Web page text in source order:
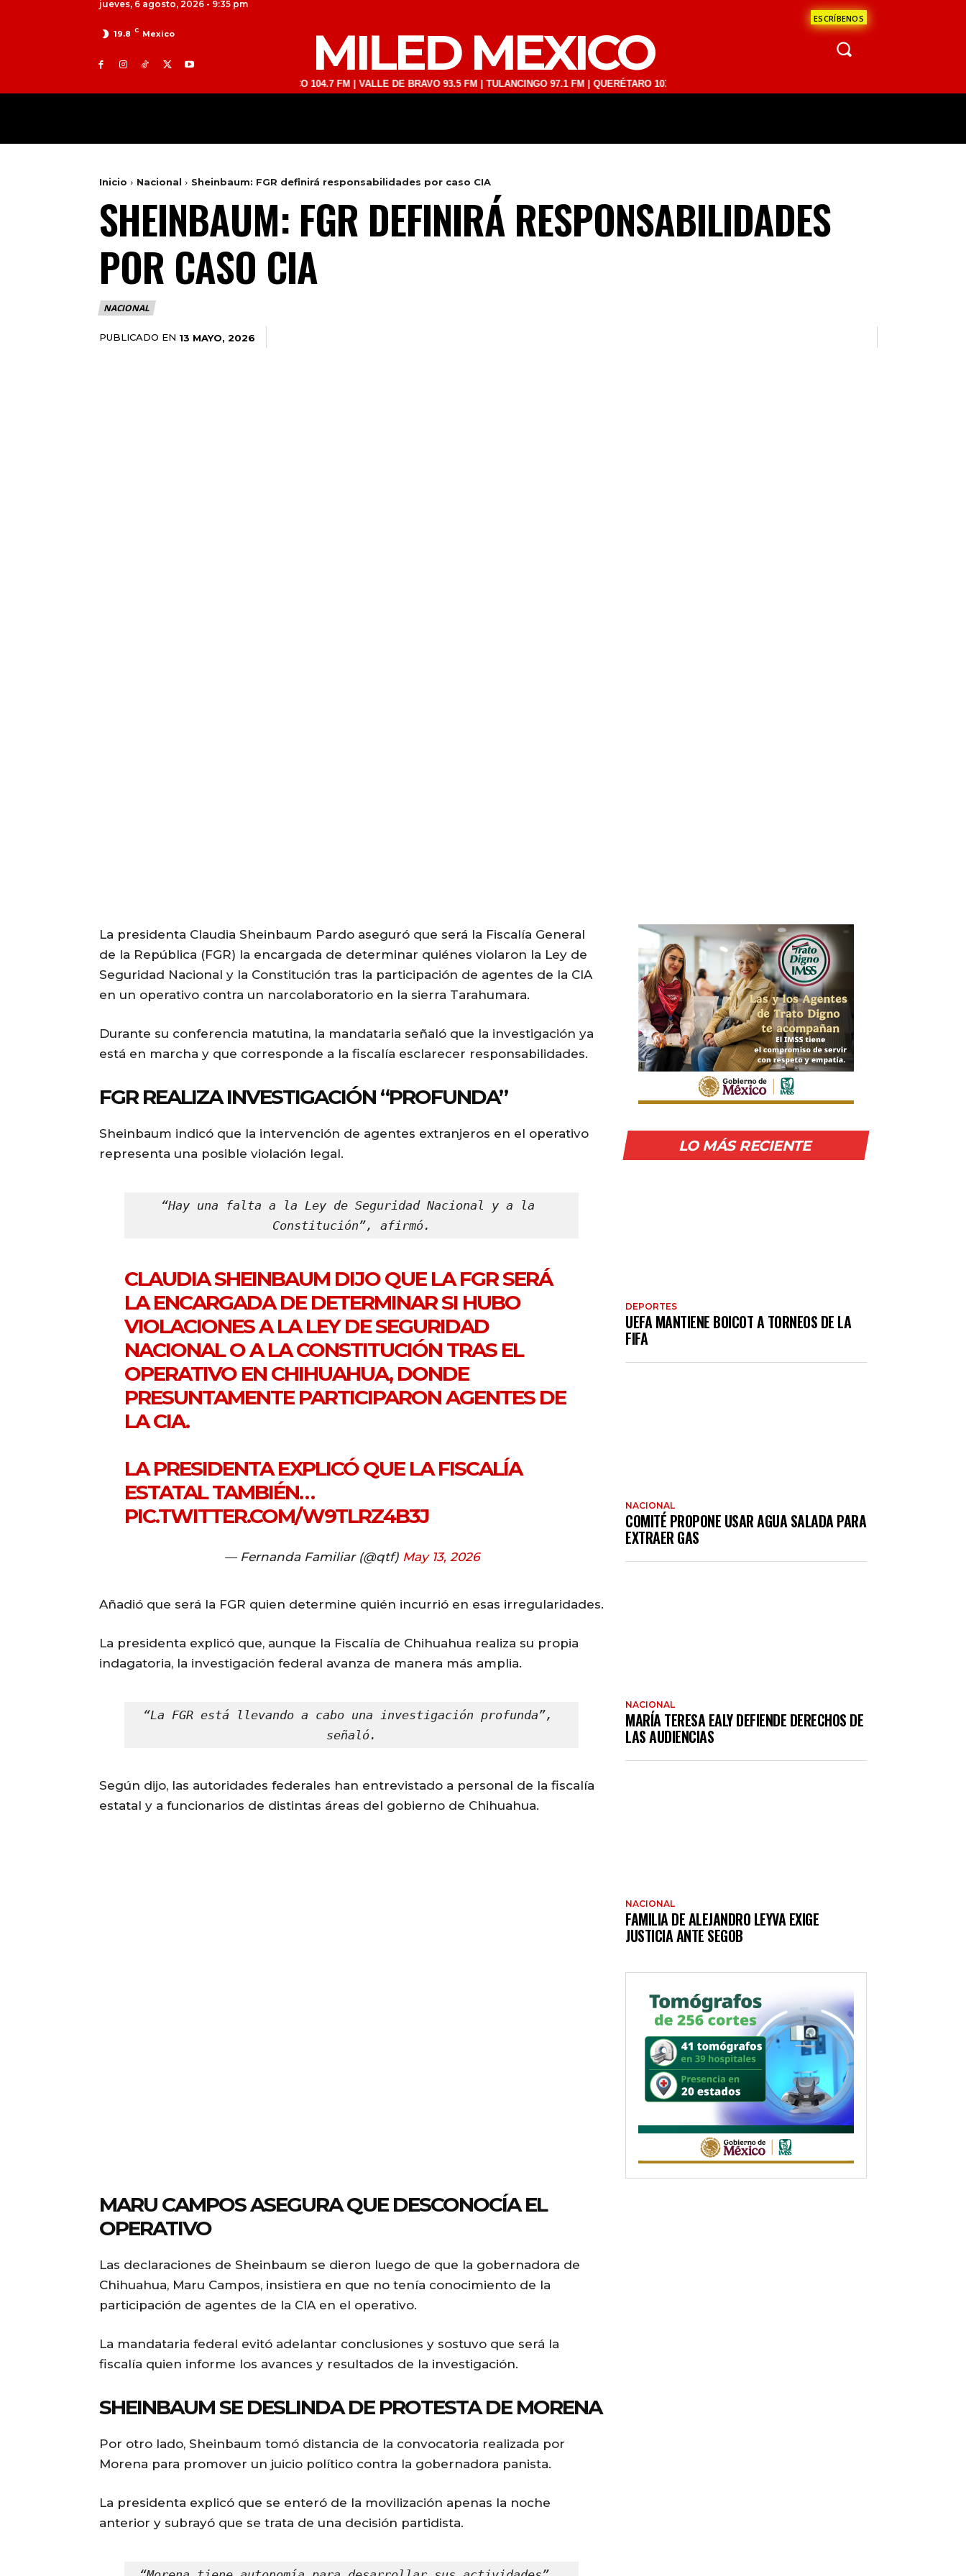
jueves, 6 agosto, 2026 - 9:35 pm
ESCRÍBENOS
19.8 C Mexico MILED MEXICO
TOLUCA 98.9 FM | ATLACOMULCO 104.7 FM | VALLE DE BRAVO 93.5 FM | TULANCINGO 97.1 FM | QUERÉTARO 103.1 FM | SAN JUAN DEL RÍO 93.1 FM | GUADALAJARA 1510 AM | LA PAZ
Inicio Nacional Sheinbaum: FGR definirá responsabilidades por caso CIA
SHEINBAUM: FGR DEFINIRÁ RESPONSABILIDADES
POR CASO CIA
NACIONAL
PUBLICADO EN 13 MAYO, 2026
La presidenta Claudia Sheinbaum Pardo aseguró que será la Fiscalía General
de la República (FGR) la encargada de determinar quiénes violaron la Ley de
Seguridad Nacional y la Constitución tras la participación de agentes de la CIA
en un operativo contra un narcolaboratorio en la sierra Tarahumara.
Durante su conferencia matutina, la mandataria señaló que la investigación ya
está en marcha y que corresponde a la fiscalía esclarecer responsabilidades.
FGR REALIZA INVESTIGACIÓN “PROFUNDA”
Sheinbaum indicó que la intervención de agentes extranjeros en el operativo
representa una posible violación legal.
“Hay una falta a la Ley de Seguridad Nacional y a la
Constitución”, afirmó.
CLAUDIA SHEINBAUM DIJO QUE LA FGR SERÁ
LA ENCARGADA DE DETERMINAR SI HUBO
VIOLACIONES A LA LEY DE SEGURIDAD
NACIONAL O A LA CONSTITUCIÓN TRAS EL
OPERATIVO EN CHIHUAHUA, DONDE
PRESUNTAMENTE PARTICIPARON AGENTES DE
LA CIA.
LA PRESIDENTA EXPLICÓ QUE LA FISCALÍA
ESTATAL TAMBIÉN…
PIC.TWITTER.COM/W9TLRZ4B3J
— Fernanda Familiar (@qtf) May 13, 2026
Añadió que será la FGR quien determine quién incurrió en esas irregularidades.
La presidenta explicó que, aunque la Fiscalía de Chihuahua realiza su propia
indagatoria, la investigación federal avanza de manera más amplia.
“La FGR está llevando a cabo una investigación profunda”,
señaló.
Según dijo, las autoridades federales han entrevistado a personal de la fiscalía
estatal y a funcionarios de distintas áreas del gobierno de Chihuahua.
MARU CAMPOS ASEGURA QUE DESCONOCÍA EL
OPERATIVO
Las declaraciones de Sheinbaum se dieron luego de que la gobernadora de
Chihuahua, Maru Campos, insistiera en que no tenía conocimiento de la
participación de agentes de la CIA en el operativo.
La mandataria federal evitó adelantar conclusiones y sostuvo que será la
fiscalía quien informe los avances y resultados de la investigación.
SHEINBAUM SE DESLINDA DE PROTESTA DE MORENA
Por otro lado, Sheinbaum tomó distancia de la convocatoria realizada por
Morena para promover un juicio político contra la gobernadora panista.
La presidenta explicó que se enteró de la movilización apenas la noche
anterior y subrayó que se trata de una decisión partidista.
LO MÁS RECIENTE
DEPORTES
UEFA MANTIENE BOICOT A TORNEOS DE LA
FIFA
NACIONAL
COMITÉ PROPONE USAR AGUA SALADA PARA
EXTRAER GAS
NACIONAL
MARÍA TERESA EALY DEFIENDE DERECHOS DE
LAS AUDIENCIAS
NACIONAL
FAMILIA DE ALEJANDRO LEYVA EXIGE
JUSTICIA ANTE SEGOB